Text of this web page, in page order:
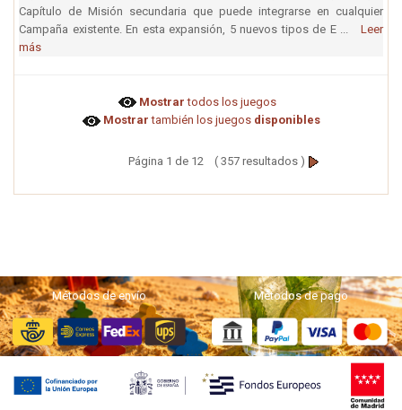
Capítulo de Misión secundaria que puede integrarse en cualquier
Campaña existente. En esta expansión, 5 nuevos tipos de E ... Leer
más
Mostrar todos los juegos
Mostrar también los juegos disponibles
Página 1 de 12 ( 357 resultados )
Métodos de envío Métodos de pago